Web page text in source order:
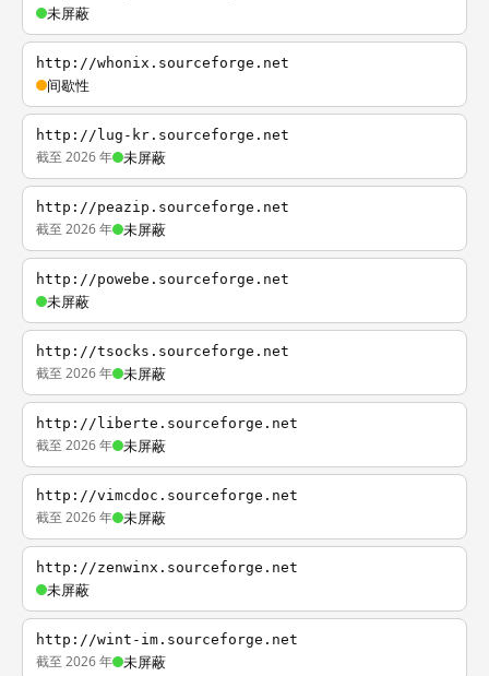
未屏蔽
http://whonix.sourceforge.net
间歇性
http://lug-kr.sourceforge.net
截至 2026 年 未屏蔽
http://peazip.sourceforge.net
截至 2026 年 未屏蔽
http://powebe.sourceforge.net
未屏蔽
http://tsocks.sourceforge.net
截至 2026 年 未屏蔽
http://liberte.sourceforge.net
截至 2026 年 未屏蔽
http://vimcdoc.sourceforge.net
截至 2026 年 未屏蔽
http://zenwinx.sourceforge.net
未屏蔽
http://wint-im.sourceforge.net
截至 2026 年 未屏蔽